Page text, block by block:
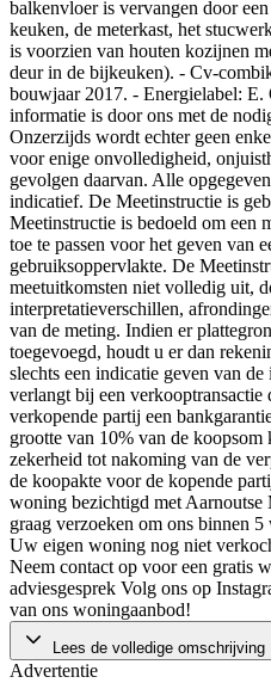
balkenvloer is vervangen door
keuken, de meterkast, het
is voorzien van houten kozijnen
deur in de bijkeuken). - Cv-
bouwjaar 2017. - Energielabel:
informatie is door ons met de
Onzerzijds wordt echter geen
voor enige onvolledigheid,
gevolgen daarvan. Alle
indicatief. De Meetinstructie is
Meetinstructie is bedoeld om een
toe te passen voor het geven van
gebruiksoppervlakte. De
meetuitkomsten niet volledig uit,
interpretatieverschillen,
van de meting. Indien er
toegevoegd, houdt u er dan
slechts een indicatie geven van
verlangt bij een verkooptransactie
verkopende partij een
grootte van 10% van de koopsom
zekerheid tot nakoming van de
de koopakte voor de kopende
woning bezichtigd met
graag verzoeken om ons binnen
Uw eigen woning nog niet
Neem contact op voor een gratis
adviesgesprek Volg ons op
van ons woningaanbod!
Lees de volledige omschrijving
Advertentie